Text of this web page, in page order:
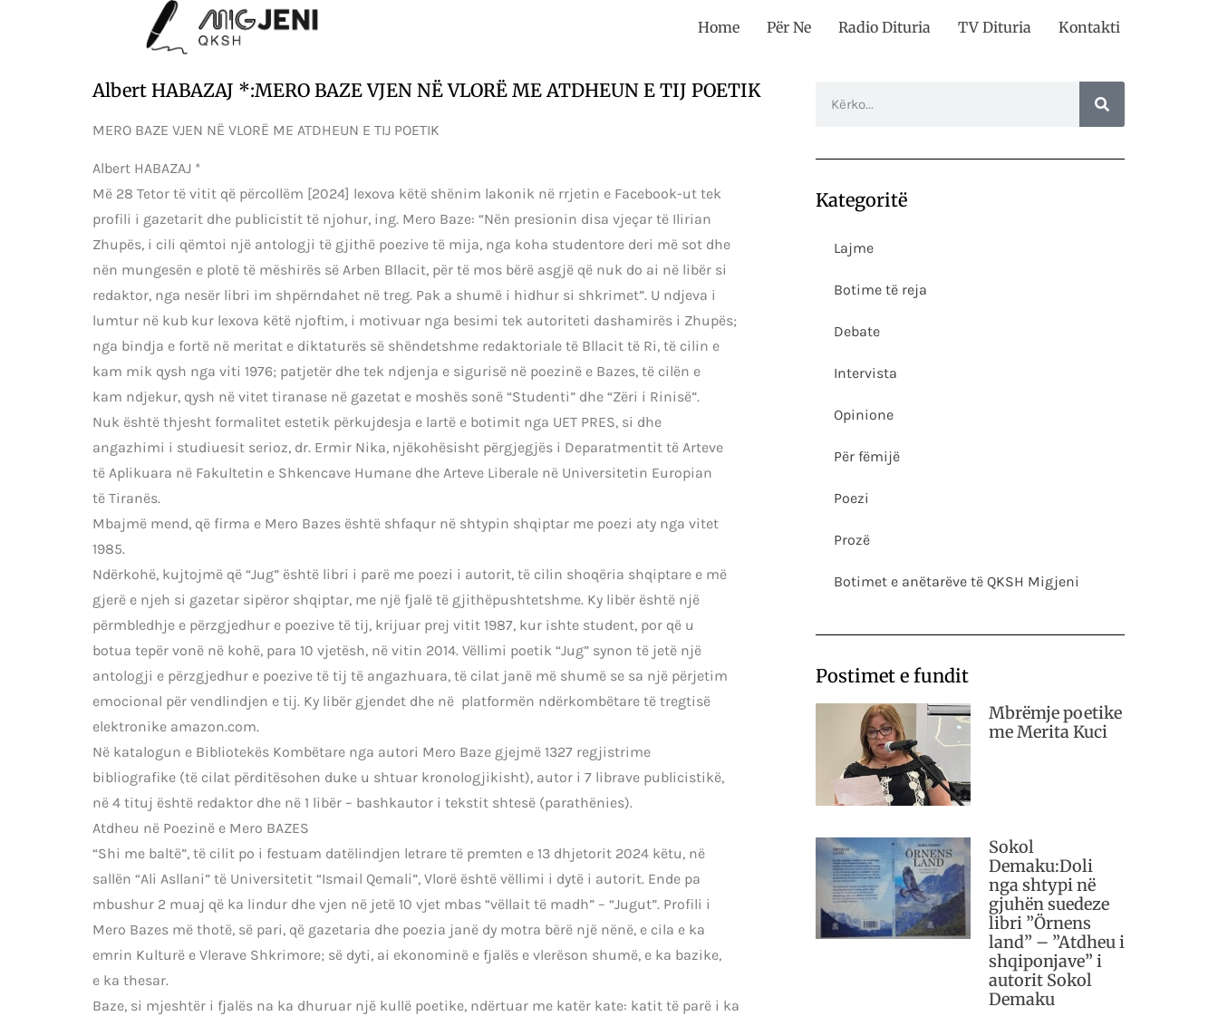
Home Për Ne Radio Dituria TV Dituria Kontakti
Albert HABAZAJ *:MERO BAZE VJEN NË VLORË ME ATDHEUN E TIJ POETIK
MERO BAZE VJEN NË VLORË ME ATDHEUN E TIJ POETIK
Albert HABAZAJ *
Më 28 Tetor të vitit që përcollëm [2024] lexova këtë shënim lakonik në rrjetin e Facebook-ut tek
profili i gazetarit dhe publicistit të njohur, ing. Mero Baze: “Nën presionin disa vjeçar të Ilirian
Zhupës, i cili qëmtoi një antologji të gjithë poezive të mija, nga koha studentore deri më sot dhe
nën mungesën e plotë të mëshirës së Arben Bllacit, për të mos bërë asgjë që nuk do ai në libër si
redaktor, nga nesër libri im shpërndahet në treg. Pak a shumë i hidhur si shkrimet”. U ndjeva i
lumtur në kub kur lexova këtë njoftim, i motivuar nga besimi tek autoriteti dashamirës i Zhupës;
nga bindja e fortë në meritat e diktaturës së shëndetshme redaktoriale të Bllacit të Ri, të cilin e
kam mik qysh nga viti 1976; patjetër dhe tek ndjenja e sigurisë në poezinë e Bazes, të cilën e
kam ndjekur, qysh në vitet tiranase në gazetat e moshës sonë “Studenti” dhe “Zëri i Rinisë”.
Nuk është thjesht formalitet estetik përkujdesja e lartë e botimit nga UET PRES, si dhe
angazhimi i studiuesit serioz, dr. Ermir Nika, njëkohësisht përgjegjës i Deparatmentit të Arteve
të Aplikuara në Fakultetin e Shkencave Humane dhe Arteve Liberale në Universitetin Europian
të Tiranës.
Mbajmë mend, që firma e Mero Bazes është shfaqur në shtypin shqiptar me poezi aty nga vitet
1985.
Ndërkohë, kujtojmë që “Jug” është libri i parë me poezi i autorit, të cilin shoqëria shqiptare e më
gjerë e njeh si gazetar sipëror shqiptar, me një fjalë të gjithëpushtetshme. Ky libër është një
përmbledhje e përzgjedhur e poezive të tij, krijuar prej vitit 1987, kur ishte student, por që u
botua tepër vonë në kohë, para 10 vjetësh, në vitin 2014. Vëllimi poetik “Jug” synon të jetë një
antologji e përzgjedhur e poezive të tij të angazhuara, të cilat janë më shumë se sa një përjetim
emocional për vendlindjen e tij. Ky libër gjendet dhe në platformën ndërkombëtare të tregtisë
elektronike amazon.com.
Në katalogun e Bibliotekës Kombëtare nga autori Mero Baze gjejmë 1327 regjistrime
bibliografike (të cilat përditësohen duke u shtuar kronologjikisht), autor i 7 librave publicistikë,
në 4 tituj është redaktor dhe në 1 libër – bashkautor i tekstit shtesë (parathënies).
Atdheu në Poezinë e Mero BAZES
“Shi me baltë”, të cilit po i festuam datëlindjen letrare të premten e 13 dhjetorit 2024 këtu, në
sallën “Ali Asllani” të Universitetit “Ismail Qemali”, Vlorë është vëllimi i dytë i autorit. Ende pa
mbushur 2 muaj që ka lindur dhe vjen në jetë 10 vjet mbas “vëllait të madh” – “Jugut”. Profili i
Mero Bazes më thotë, së pari, që gazetaria dhe poezia janë dy motra bërë një nënë, e cila e ka
emrin Kulturë e Vlerave Shkrimore; së dyti, ai ekonominë e fjalës e vlerëson shumë, e ka bazike,
e ka thesar.
Baze, si mjeshtër i fjalës na ka dhuruar një kullë poetike, ndërtuar me katër kate: katit të parë i ka
Kategoritë
Lajme
Botime të reja
Debate
Intervista
Opinione
Për fëmijë
Poezi
Prozë
Botimet e anëtarëve të QKSH Migjeni
Postimet e fundit
Mbrëmje poetike
me Merita Kuci
Sokol
Demaku:Doli
nga shtypi në
gjuhën suedeze
libri ”Örnens
land” – ”Atdheu i
shqiponjave” i
autorit Sokol
Demaku